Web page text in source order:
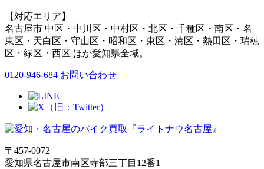
【対応エリア】
名古屋市 中区・中川区・中村区・北区・千種区・南区・名
東区・天白区・守山区・昭和区・東区・港区・熱田区・瑞穂
区・緑区・西区 ほか愛知県全域。
0120-946-684 お問い合わせ
〒457-0072
愛知県名古屋市南区寺部三丁目12番1